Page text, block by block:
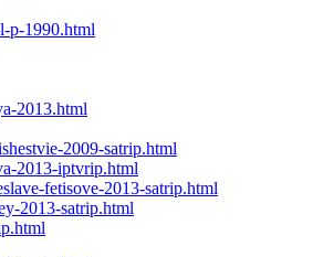
p-1990.html
2013.html
2009-satrip.html
2013-iptvrip.html
fetisove-2013-satrip.html
2013-satrip.html